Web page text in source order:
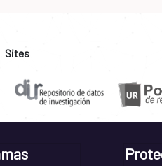
Sites